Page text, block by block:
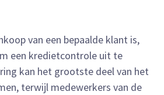
van een bepaalde klant is,
een kredietcontrole uit te
kan het grootste deel van het
terwijl medewerkers van de